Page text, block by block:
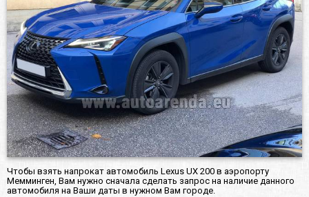
Чтобы взять напрокат автомобиль Lexus UX 200 в аэропорту
Мемминген, Вам нужно сначала сделать запрос на наличие данного
автомобиля на Ваши даты в нужном Вам городе.